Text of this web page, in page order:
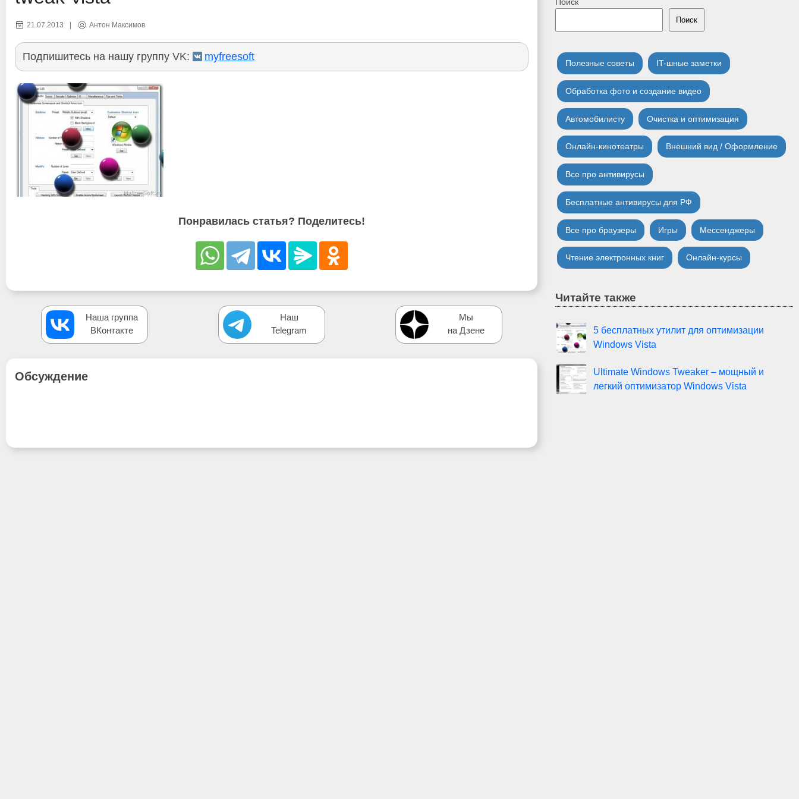
21.07.2013 Антон Максимов
Подпишитесь на нашу группу VK: myfreesoft
Понравилась статья? Поделитесь!
Наша группа
ВКонтакте
Наш
Telegram
Мы
на Дзене
Обсуждение
Поиск
Поиск
Полезные советы IT-шные заметки
Обработка фото и создание видео
Автомобилисту Очистка и оптимизация
Онлайн-кинотеатры Внешний вид / Оформление
Все про антивирусы
Бесплатные антивирусы для РФ
Все про браузеры Игры Мессенджеры
Чтение электронных книг Онлайн-курсы
Читайте также
5 бесплатных утилит для оптимизации
Windows Vista
Ultimate Windows Tweaker – мощный и
легкий оптимизатор Windows Vista